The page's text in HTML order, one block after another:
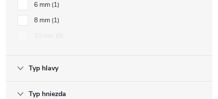
6 mm 1
8 mm 1
Typ hlavy
Typ hniezda